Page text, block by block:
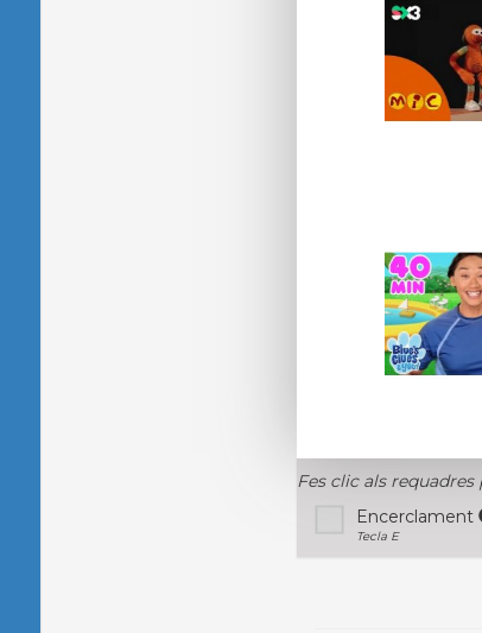
Fes clic als
Encerclament
Tecla E